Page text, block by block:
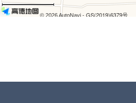
© 2026 AutoNavi - GS(2019)6379号